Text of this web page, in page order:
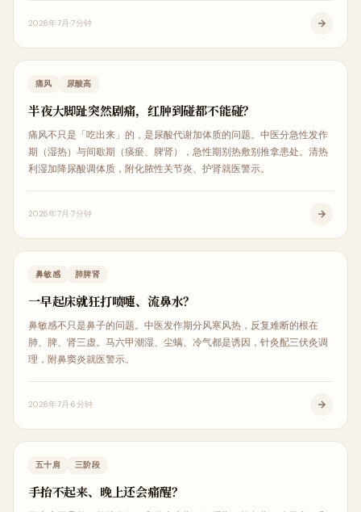
2026年7月7分钟
内科调理
痛风 尿酸高
半夜大脚趾突然剧痛，红肿到碰都不能碰？
痛风不只是「吃出来」的，是尿酸代谢加体质的问题。中医分急性发作
期（湿热）与间歇期（痰瘀、脾肾），急性期别热敷别推拿患处。清热
利湿加降尿酸调体质，附化脓性关节炎、护肾就医警示。
2026年7月7分钟
内科调理
鼻敏感 肺脾肾
一早起床就狂打喷嚏、流鼻水？
鼻敏感不只是鼻子的问题。中医发作期分风寒风热，反复难断的根在
肺、脾、肾三虚。马六甲潮湿、尘螨、冷气都是诱因，针灸配三伏灸调
理，附鼻窦炎就医警示。
2026年7月6分钟
疼痛解析
五十肩 三阶段
手抬不起来、晚上还会痛醒？